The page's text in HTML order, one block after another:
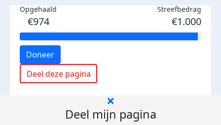
Opgehaald
€974
Streefbedrag
€1.000
Doneer
Deel deze pagina
Deel mijn pagina